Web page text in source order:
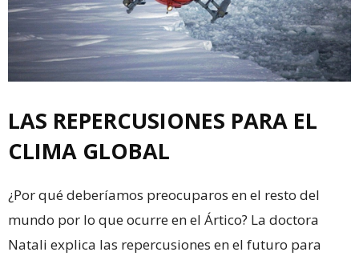
LAS REPERCUSIONES PARA EL
CLIMA GLOBAL
¿Por qué deberíamos preocuparos en el resto del
mundo por lo que ocurre en el Ártico? La doctora
Natali explica las repercusiones en el futuro para